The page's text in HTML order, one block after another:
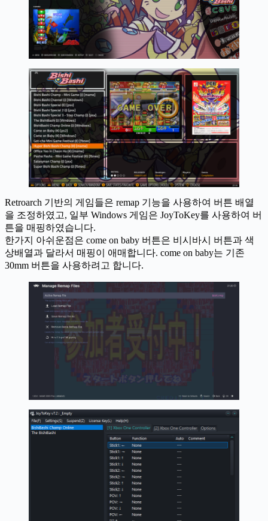
Retroarch 기반의 게임들은 remap 기능을 사용하여 버튼 배열
을 조정하였고, 일부 Windows 게임은 JoyToKey를 사용하여 버
튼을 매핑하였습니다.
한가지 아쉬운점은 come on baby 버튼은 비시바시 버튼과 색
상배열과 달라서 매핑이 애매합니다. come on baby는 기존
30mm 버튼을 사용하려고 합니다.